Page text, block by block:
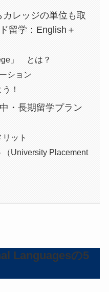
レッジの単位も取
留学：English＋
」 とは？
ション
！
・長期留学プラン
ット
（University Placement
Languagesの5